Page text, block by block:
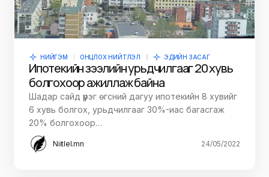
НИЙГЭМ ОНЦЛОХ НИЙТЛЭЛ ЭДИЙН ЗАСАГ
Ипотекийн зээлийн урьдчилгааг 20 хувь
болгохоор ажиллаж байна
Шадар сайд үүрэг өгсний дагуу ипотекийн 8 хувийг
6 хувь болгох, урьдчилгааг 30%-иас багасгаж
20% болгохоор…
Niitlel.mn 24/05/2022